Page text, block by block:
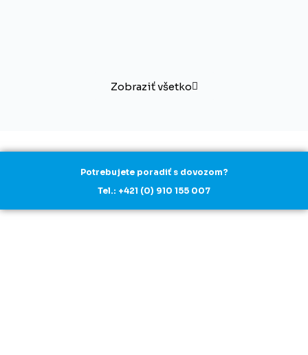
Zobraziť všetko
Potrebujete poradiť s dovozom?
Tel.: +421 (0) 910 155 007